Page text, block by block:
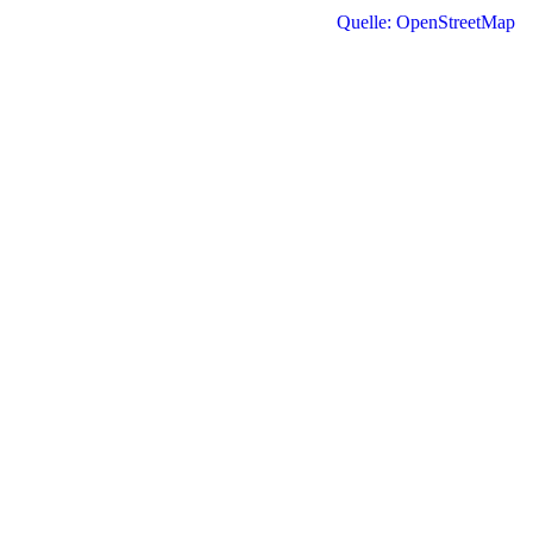
Quelle: OpenStreetMap